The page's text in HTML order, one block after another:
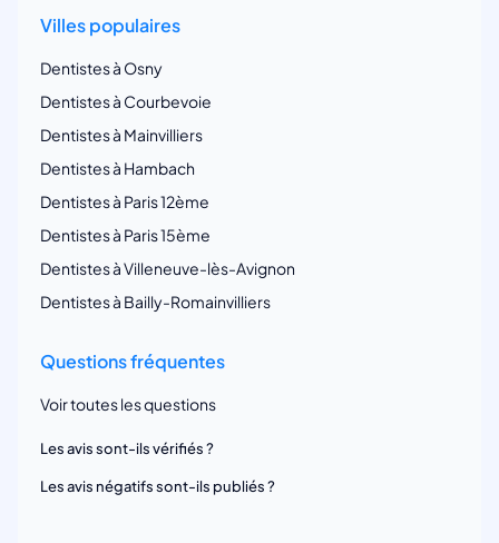
Villes populaires
Dentistes à Osny
Dentistes à Courbevoie
Dentistes à Mainvilliers
Dentistes à Hambach
Dentistes à Paris 12ème
Dentistes à Paris 15ème
Dentistes à Villeneuve-lès-Avignon
Dentistes à Bailly-Romainvilliers
Questions fréquentes
Voir toutes les questions
Les avis sont-ils vérifiés ?
Les avis négatifs sont-ils publiés ?